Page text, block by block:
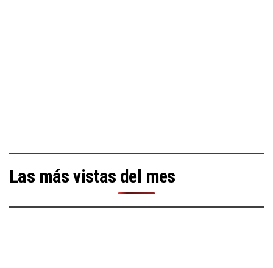
Las más vistas del mes